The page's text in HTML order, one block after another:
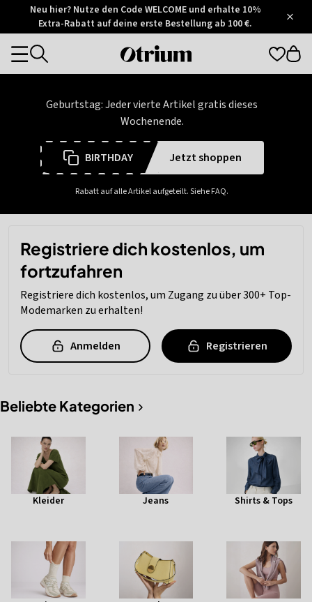
Otrium
Trustpilot
Neu hier? Nutze den Code WELCOME und erhalte 10%
Extra-Rabatt auf deine erste Bestellung ab 100 €.
Otrium
Categories
Geburtstag: Jeder vierte Artikel gratis dieses
Wochenende.
BIRTHDAY Jetzt shoppen
Rabatt auf alle Artikel aufgeteilt. Siehe FAQ.
Registriere dich kostenlos, um
fortzufahren
Registriere dich kostenlos, um Zugang zu über 300+ Top-
Modemarken zu erhalten!
Anmelden Registrieren
Beliebte Kategorien
Kleider Jeans Shirts & Tops